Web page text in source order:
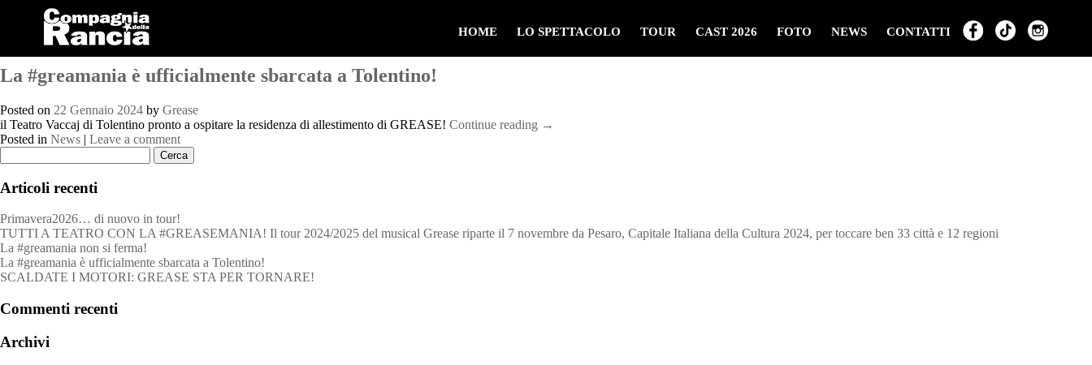
HOME LO SPETTACOLO TOUR CAST 2026 FOTO NEWS CONTATTI
Monthly Archives:
La #greamania è ufficialmente sbarcata a Tolentino!
Posted on 22 Gennaio 2024 by Grease
il Teatro Vaccaj di Tolentino pronto a ospitare la residenza di allestimento di GREASE! Continue reading →
Posted in News | Leave a comment
per:
Articoli recenti
Primavera2026… di nuovo in tour!
TUTTI A TEATRO CON LA #GREASEMANIA! Il tour 2024/2025 del musical Grease riparte il 7 novembre da Pesaro, Capitale Italiana della Cultura 2024, per toccare ben 33 città e 12 regioni
La #greamania non si ferma!
La #greamania è ufficialmente sbarcata a Tolentino!
SCALDATE I MOTORI: GREASE STA PER TORNARE!
Commenti recenti
Archivi